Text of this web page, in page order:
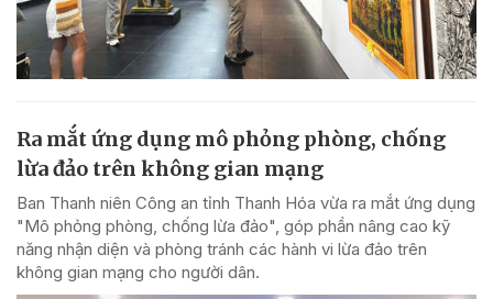
Ra mắt ứng dụng mô phỏng phòng, chống
lừa đảo trên không gian mạng
Ban Thanh niên Công an tỉnh Thanh Hóa vừa ra mắt ứng dụng
"Mô phỏng phòng, chống lừa đảo", góp phần nâng cao kỹ
năng nhận diện và phòng tránh các hành vi lừa đảo trên
không gian mạng cho người dân.